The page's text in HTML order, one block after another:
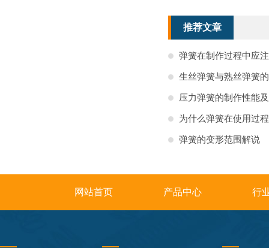
推荐文章
弹簧在制作过程中应
生丝弹簧与熟丝弹簧
压力弹簧的制作性能
为什么弹簧在使用过
弹簧的变形范围解说
网站首页 产品中心 行